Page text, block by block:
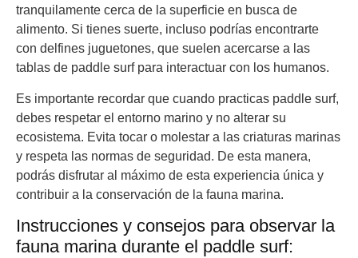
tranquilamente cerca de la superficie en busca de
alimento. Si tienes suerte, incluso podrías encontrarte
con delfines juguetones, que suelen acercarse a las
tablas de paddle surf para interactuar con los humanos.
Es importante recordar que cuando practicas paddle surf,
debes respetar el entorno marino y no alterar su
ecosistema. Evita tocar o molestar a las criaturas marinas
y respeta las normas de seguridad. De esta manera,
podrás disfrutar al máximo de esta experiencia única y
contribuir a la conservación de la fauna marina.
Instrucciones y consejos para observar la
fauna marina durante el paddle surf: